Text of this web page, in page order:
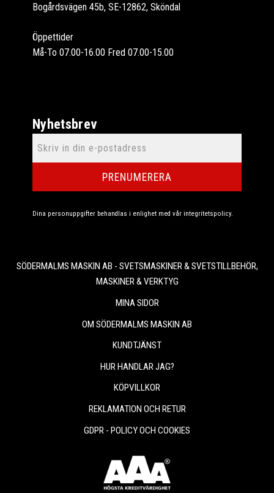
Bogårdsvägen 45b, SE-12862, Sköndal
Öppettider
Må-To 07.00-16.00 Fred 07.00-15.00
Nyhetsbrev
PRENUMERERA
Dina personuppgifter behandlas i enlighet med vår integritetspolicy.
SÖDERMALMS MASKIN AB - SVETSMASKINER & SVETSTILLBEHÖR,
MASKINER & VERKTYG
MINA SIDOR
OM SÖDERMALMS MASKIN AB
KUNDTJÄNST
HUR HANDLAR JAG?
KÖPVILLKOR
REKLAMATION OCH RETUR
GDPR - POLICY OCH COOKIES